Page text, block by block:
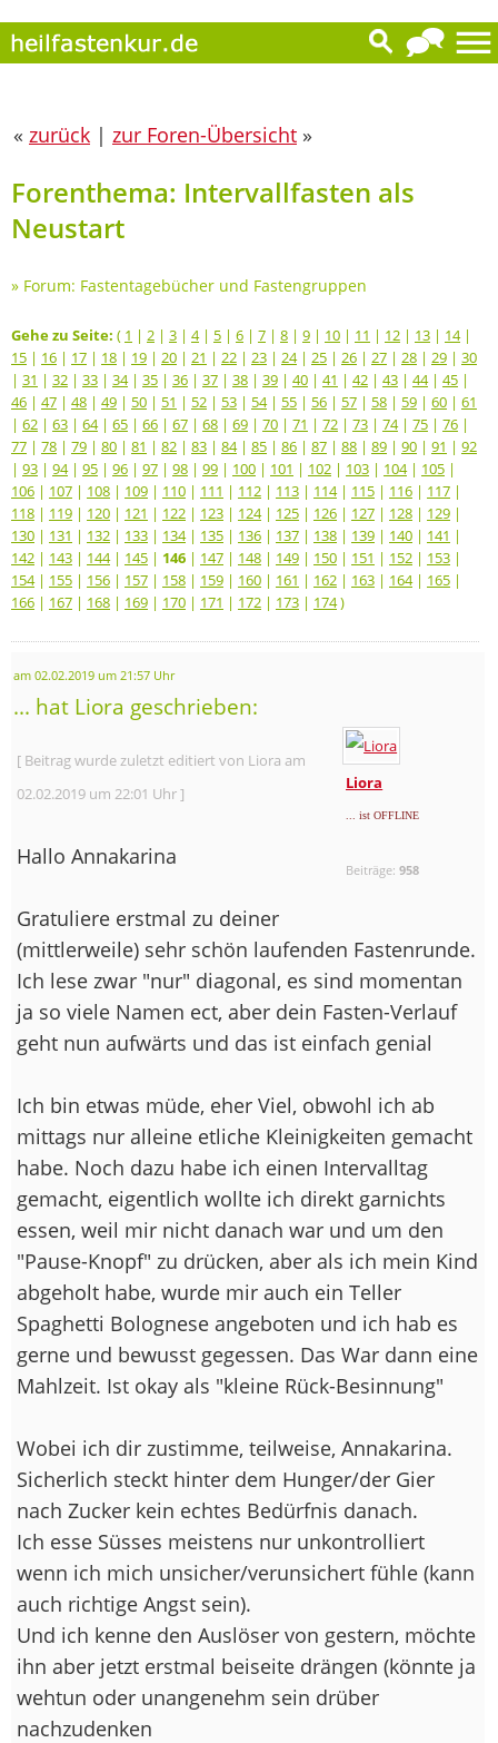
« zurück | zur Foren-Übersicht »
Forenthema: Intervallfasten als
Neustart
» Forum: Fastentagebücher und Fastengruppen
Gehe zu Seite: ( 1 | 2 | 3 | 4| 5 | 6 | 7 | 8 | 9 | 10 | 11 | 12 | 13 | 14|
15 | 16 | 17 | 18 | 19 | 20 | 21 | 22 | 23 | 24| 25 | 26 | 27 | 28 | 29 | 30
| 31 | 32 | 33 | 34| 35 | 36 | 37 | 38 | 39 | 40 | 41 | 42 | 43 | 44| 45 |
46 | 47 | 48 | 49 | 50 | 51 | 52 | 53 | 54| 55 | 56 | 57 | 58 | 59 | 60 | 61
| 62 | 63 | 64| 65 | 66 | 67 | 68 | 69 | 70 | 71 | 72 | 73 | 74| 75 | 76 |
77 | 78 | 79 | 80 | 81 | 82 | 83 | 84| 85 | 86 | 87 | 88 | 89 | 90 | 91 | 92
| 93 | 94| 95 | 96 | 97 | 98 | 99 | 100 | 101 | 102 | 103 | 104| 105 |
106 | 107 | 108 | 109 | 110 | 111 | 112 | 113 | 114| 115 | 116 | 117 |
118 | 119 | 120 | 121 | 122 | 123 | 124| 125 | 126 | 127 | 128 | 129 |
130 | 131 | 132 | 133 | 134| 135 | 136 | 137 | 138 | 139 | 140 | 141 |
142 | 143 | 144| 145 | 146 | 147 | 148 | 149 | 150 | 151 | 152 | 153 |
154| 155 | 156 | 157 | 158 | 159 | 160 | 161 | 162 | 163 | 164| 165 |
166 | 167 | 168 | 169 | 170 | 171 | 172 | 173 | 174)
am 02.02.2019 um 21:57 Uhr
... hat Liora geschrieben:
Liora
... ist OFFLINE
Beiträge:958
[ Beitrag wurde zuletzt editiert von Liora am
02.02.2019 um 22:01 Uhr ]
Hallo Annakarina
Gratuliere erstmal zu deiner
(mittlerweile) sehr schön laufenden Fastenrunde.
Ich lese zwar "nur" diagonal, es sind momentan
ja so viele Namen ect, aber dein Fasten-Verlauf
geht nun aufwärts und das ist einfach genial
Ich bin etwas müde, eher Viel, obwohl ich ab
mittags nur alleine etliche Kleinigkeiten gemacht
habe. Noch dazu habe ich einen Intervalltag
gemacht, eigentlich wollte ich direkt garnichts
essen, weil mir nicht danach war und um den
"Pause-Knopf" zu drücken, aber als ich mein Kind
abgeholt habe, wurde mir auch ein Teller
Spaghetti Bolognese angeboten und ich hab es
gerne und bewusst gegessen. Das War dann eine
Mahlzeit. Ist okay als "kleine Rück-Besinnung"
Wobei ich dir zustimme, teilweise, Annakarina.
Sicherlich steckt hinter dem Hunger/der Gier
nach Zucker kein echtes Bedürfnis danach.
Ich esse Süsses meistens nur unkontrolliert
wenn ich mich unsicher/verunsichert fühle (kann
auch richtige Angst sein).
Und ich kenne den Auslöser von gestern, möchte
ihn aber jetzt erstmal beiseite drängen (könnte ja
wehtun oder unangenehm sein drüber
nachzudenken